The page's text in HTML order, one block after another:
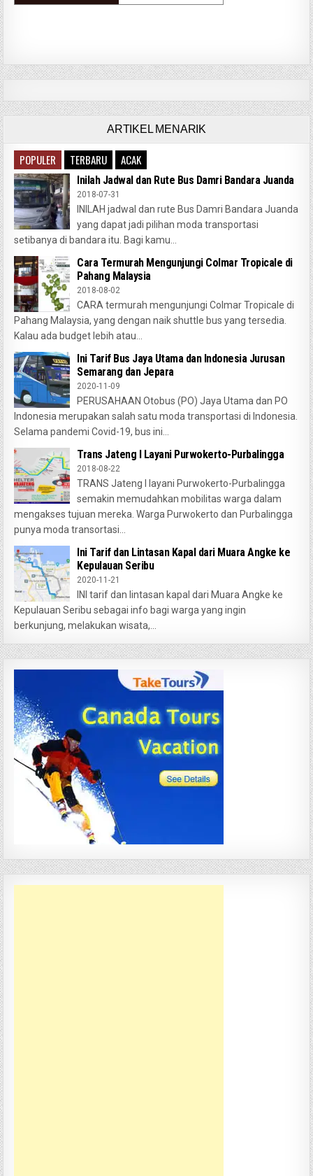
ARTIKEL MENARIK
POPULER TERBARU ACAK
Inilah Jadwal dan Rute Bus Damri Bandara Juanda
2018-07-31
INILAH jadwal dan rute Bus Damri Bandara Juanda
yang dapat jadi pilihan moda transportasi
setibanya di bandara itu. Bagi kamu...
Cara Termurah Mengunjungi Colmar Tropicale di
Pahang Malaysia
2018-08-02
CARA termurah mengunjungi Colmar Tropicale di
Pahang Malaysia, yang dengan naik shuttle bus yang tersedia.
Kalau ada budget lebih atau...
Ini Tarif Bus Jaya Utama dan Indonesia Jurusan
Semarang dan Jepara
2020-11-09
PERUSAHAAN Otobus (PO) Jaya Utama dan PO
Indonesia merupakan salah satu moda transportasi di Indonesia.
Selama pandemi Covid-19, bus ini...
Trans Jateng I Layani Purwokerto-Purbalingga
2018-08-22
TRANS Jateng I layani Purwokerto-Purbalingga
semakin memudahkan mobilitas warga dalam
mengakses tujuan mereka. Warga Purwokerto dan Purbalingga
punya moda transortasi...
Ini Tarif dan Lintasan Kapal dari Muara Angke ke
Kepulauan Seribu
2020-11-21
INI tarif dan lintasan kapal dari Muara Angke ke
Kepulauan Seribu sebagai info bagi warga yang ingin
berkunjung, melakukan wisata,...